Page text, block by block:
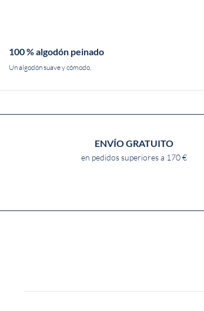
100 % algodón peinado
Un algodón suave y cómodo.
ENVÍO GRATUITO
en pedidos superiores a 170 €